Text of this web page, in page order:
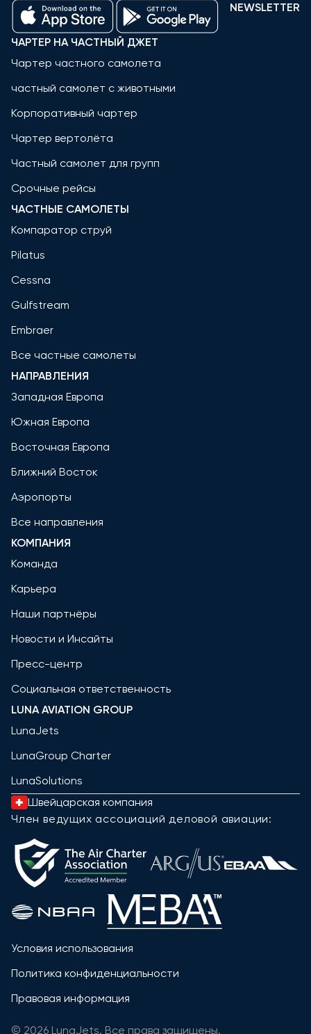
NEWSLETTER
ЧАРТЕР НА ЧАСТНЫЙ ДЖЕТ
Чартер частного самолета
частный самолет с животными
Корпоративный чартер
Чартер вертолёта
Частный самолет для групп
Срочные рейсы
ЧАСТНЫЕ САМОЛЕТЫ
Компаратор струй
Pilatus
Cessna
Gulfstream
Embraer
Все частные самолеты
НАПРАВЛЕНИЯ
Западная Европа
Южная Европа
Восточная Европа
Ближний Восток
Аэропорты
Все направления
КОМПАНИЯ
Команда
Карьера
Наши партнёры
Новости и Инсайты
Пресс-центр
Социальная ответственность
LUNA AVIATION GROUP
LunaJets
LunaGroup Charter
LunaSolutions
Швейцарская компания
Член ведущих ассоциаций деловой авиации:
Условия использования
Политика конфиденциальности
Правовая информация
© 2026 LunaJets. Все права защищены.